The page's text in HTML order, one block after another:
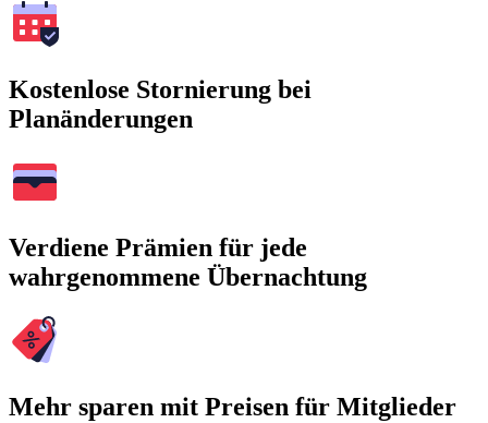
Kostenlose Stornierung bei
Planänderungen
Verdiene Prämien für jede
wahrgenommene Übernachtung
Mehr sparen mit Preisen für Mitglieder